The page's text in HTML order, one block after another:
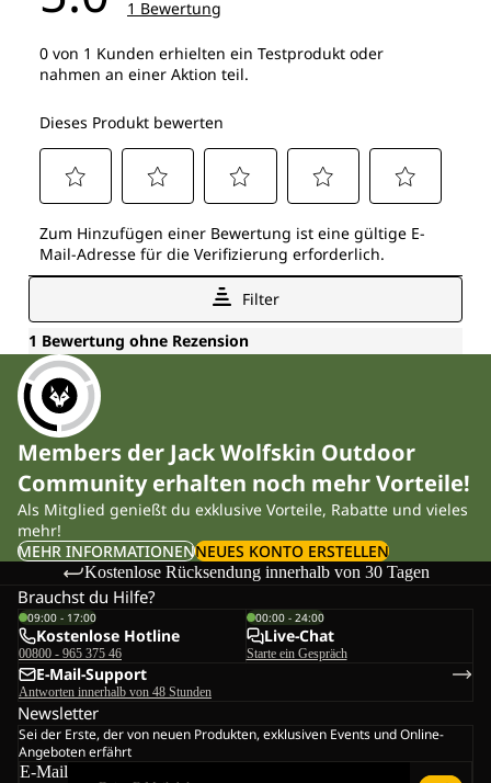
Members der Jack Wolfskin Outdoor
Community erhalten noch mehr Vorteile!
Als Mitglied genießt du exklusive Vorteile, Rabatte und vieles
mehr!
MEHR INFORMATIONENNEUES KONTO ERSTELLEN
Kostenlose Rücksendung innerhalb von 30 Tagen
Brauchst du Hilfe?
09:00 - 17:00
Kostenlose Hotline
00800 - 965 375 46
00:00 - 24:00
Live-Chat
Starte ein Gespräch
E-Mail-Support
Antworten innerhalb von 48 Stunden
Newsletter
Sei der Erste, der von neuen Produkten, exklusiven Events und Online-
Angeboten erfährt
E-Mail